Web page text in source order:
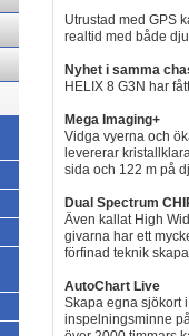
Utrustad med GPS
realtid med både
Nyhet i samma
HELIX 8 G3N har
Mega Imaging+
Vidga vyerna och
levererar
sida och 122 m på
Dual Spectrum
Även kallat High
givarna har ett
förfinad teknik
AutoChart Live
Skapa egna sjökort
inspelningsminne